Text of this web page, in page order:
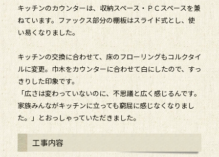
キッチンのカウンターは、収納スペース・ＰＣスペースを兼
ねています。ファックス部分の棚板はスライド式とし、使
い易くなりました。
キッチンの交換に合わせて、床のフローリングもコルクタイ
ルに変更。巾木をカウンターに合わせて白にしたので、すっ
きりした印象です。
「広さは変わっていないのに、不思議と広く感じるんです。
家族みんながキッチンに立っても窮屈に感じなくなりまし
た。」とおっしゃっていただきました。
工事内容